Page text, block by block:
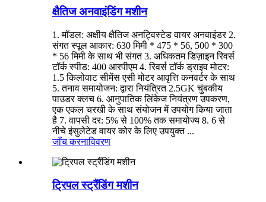
क्षैतिज अनवाइंडिंग मशीन
1. मॉडल: अक्षीय क्षैतिज अनट्विस्टेड वायर अनवाइंडर 2.
संगत स्पूल आकार: 630 मिमी * 475 * 56, 500 * 300
* 56 मिमी के साथ भी संगत 3. अधिकतम डिज़ाइन रिवर्स
टॉर्क स्पीड: 400 आरपीएम 4. रिवर्स टॉर्क ड्राइव मोटर:
1.5 किलोवाट सीमेंस एसी मोटर आवृत्ति कनवर्टर के साथ
5. तनाव समायोजन: द्वारा नियंत्रित 2.5GK चुंबकीय
पाउडर क्लच 6. आनुपातिक लिंकेज नियंत्रण उपकरण,
एक एकल चरखी के साथ संयोजन में उपयोग किया जाता
है 7. वापसी दर: 5% से 100% तक समायोज्य 8. 6 से
नीचे इंसुलेटेड वायर कोर के लिए उपयुक्त ...
जाँच करनाविवरण
ट्रिपल स्ट्रैंडिंग मशीन